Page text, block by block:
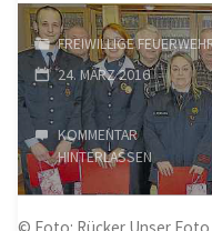
Vorstand"
FREIWILLIGE
24. MÄRZ 2016
KOMMENTAR
HINTERLASSEN